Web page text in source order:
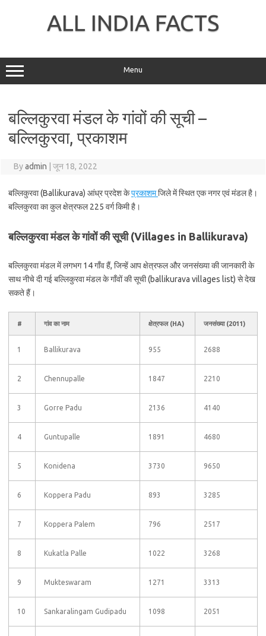
ALL INDIA FACTS
Menu
बल्लिकुरवा मंडल के गांवों की सूची –
बल्लिकुरवा, प्रकाशम
Byadmin जून 18, 2022
बल्लिकुरवा (Ballikurava) आंध्र प्रदेश केप्रकाशमजिले में स्थित एक नगर एवं मंडल है।
बल्लिकुरवा का कुल क्षेत्रफल 225 वर्ग किमी है।
बल्लिकुरवा मंडल के गांवों की सूची (Villages in Ballikurava)
बल्लिकुरवा मंडल में लगभग 14 गाँव हैं, जिन्हें आप क्षेत्रफल और जनसंख्या की जानकारी के
साथ नीचे दी गई बल्लिकुरवा मंडल के गाँवों की सूची (ballikurava villages list) से देख
सकते हैं।
# गांव का नाम क्षेत्रफल (HA) जनसंख्या (2011)
1 Ballikurava 955 2688
2 Chennupalle 1847 2210
3 Gorre Padu 2136 4140
4 Guntupalle 1891 4680
5 Konidena 3730 9650
6 Koppera Padu 893 3285
7 Koppera Palem 796 2517
8 Kukatla Palle 1022 3268
9 Mukteswaram 1271 3313
10 Sankaralingam Gudipadu 1098 2051